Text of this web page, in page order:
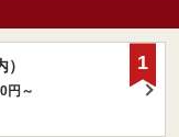
円～
1